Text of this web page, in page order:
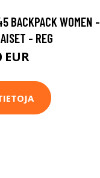
BACKPACK WOMEN -
- REG
EUR